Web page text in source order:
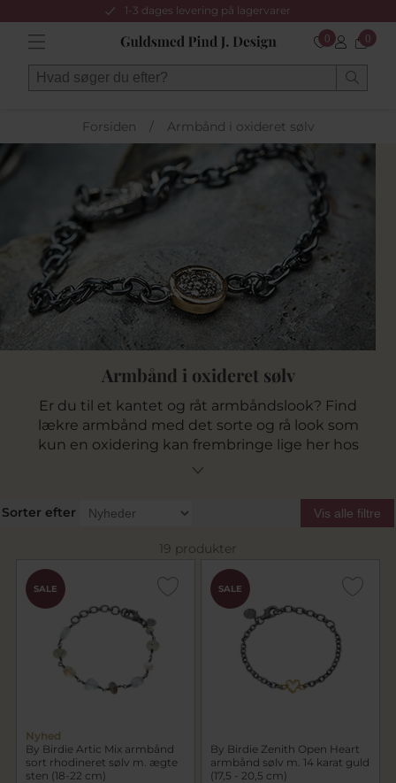
1-3 dages levering på lagervarer
0 0
Forsiden / Armbånd i oxideret sølv
Armbånd i oxideret sølv
Er du til et kantet og råt armbåndslook? Find
lækre armbånd med det sorte og rå look som
kun en oxidering kan frembringe lige her hos
pindj.dk. Med mærker som By Birdie, Heiring og
til dig, uanset om du vil have et ukompliceret
basisarmbånd eller er ude efter en rigtig
showstopper.
Se vores udvalg lige her.
Sorter efter Vis alle filtre
19 produkter
SALE
Nyhed
By Birdie Artic Mix armbånd
sort rhodineret sølv m. ægte
sten (18-22 cm)
SALE
By Birdie Zenith Open Heart
armbånd sølv m. 14 karat guld
(17,5 - 20,5 cm)